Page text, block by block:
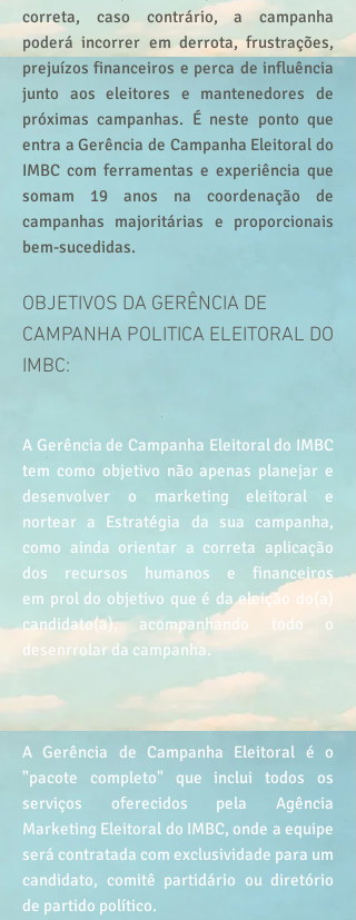
correta, caso contrário, a campanha
poderá incorrer em derrota, frustrações,
prejuízos financeiros e perca de influência
junto aos eleitores e mantenedores de
próximas campanhas. É neste ponto que
entra a Gerência de Campanha Eleitoral do
IMBC com ferramentas e experiência que
somam 19 anos na coordenação de
campanhas majoritárias e proporcionais
bem-sucedidas.
OBJETIVOS DA GERÊNCIA DE
CAMPANHA POLITICA ELEITORAL DO
IMBC:
A Gerência de Campanha Eleitoral do IMBC
tem como objetivo não apenas planejar e
desenvolver o marketing eleitoral e
nortear a Estratégia da sua campanha,
como ainda orientar a correta aplicação
dos recursos humanos e financeiros
em prol do objetivo que é da eleição do(a)
candidato(a), acompanhando todo o
desenrrolar da campanha.
A Gerência de Campanha Eleitoral é o
"pacote completo" que inclui todos os
serviços oferecidos pela Agência
Marketing Eleitoral do IMBC, onde a equipe
será contratada com exclusividade para um
candidato, comitê partidário ou diretório
de partido político.